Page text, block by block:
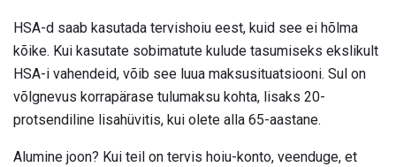
HSA-d saab kasutada tervishoiu eest, kuid see ei hõlma
kõike. Kui kasutate sobimatute kulude tasumiseks ekslikult
HSA-i vahendeid, võib see luua maksusituatsiooni. Sul on
võlgnevus korrapärase tulumaksu kohta, lisaks 20-
protsendiline lisahüvitis, kui olete alla 65-aastane.
Alumine joon? Kui teil on tervis hoiu-konto, veenduge, et